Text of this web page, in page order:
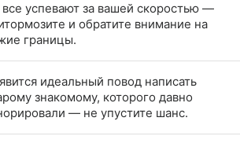
успевают за вашей скоростью —
и обратите внимание на
границы.
идеальный повод написать
знакомому, которого давно
— не упустите шанс.